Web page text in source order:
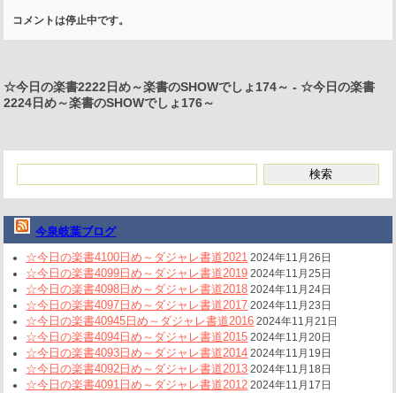
コメントは停止中です。
☆今日の楽書2222日め～楽書のSHOWでしょ174～ -☆今日の楽書
2224日め～楽書のSHOWでしょ176～
今泉岐葉ブログ
☆今日の楽書4100日め～ダジャレ書道2021 2024年11月26日
☆今日の楽書4099日め～ダジャレ書道2019 2024年11月25日
☆今日の楽書4098日め～ダジャレ書道2018 2024年11月24日
☆今日の楽書4097日め～ダジャレ書道2017 2024年11月23日
☆今日の楽書40945日め～ダジャレ書道2016 2024年11月21日
☆今日の楽書4094日め～ダジャレ書道2015 2024年11月20日
☆今日の楽書4093日め～ダジャレ書道2014 2024年11月19日
☆今日の楽書4092日め～ダジャレ書道2013 2024年11月18日
☆今日の楽書4091日め～ダジャレ書道2012 2024年11月17日